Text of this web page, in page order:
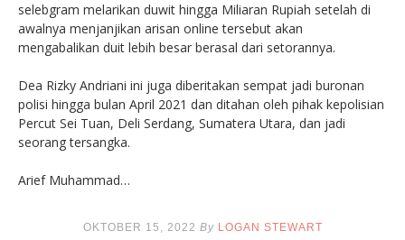
selebgram melarikan duwit hingga Miliaran Rupiah setelah di
awalnya menjanjikan arisan online tersebut akan
mengabalikan duit lebih besar berasal dari setorannya.
Dea Rizky Andriani ini juga diberitakan sempat jadi buronan
polisi hingga bulan April 2021 dan ditahan oleh pihak kepolisian
Percut Sei Tuan, Deli Serdang, Sumatera Utara, dan jadi
seorang tersangka.
Arief Muhammad…
OKTOBER 15, 2022 By LOGAN STEWART